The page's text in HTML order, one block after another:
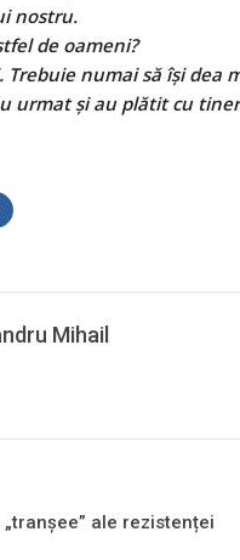
nostru.
de oameni?
numai să îşi dea
urmat şi au plătit cu
Mihail
ale rezistenței